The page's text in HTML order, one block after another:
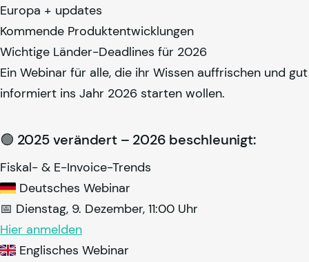
Europa + updates
Kommende Produktentwicklungen
Wichtige Länder-Deadlines für 2026
Ein Webinar für alle, die ihr Wissen auffrischen und gut
informiert ins Jahr 2026 starten wollen.
🟢 2025 verändert – 2026 beschleunigt:
Fiskal- & E-Invoice-Trends
Deutsches Webinar
📅 Dienstag, 9. Dezember, 11:00 Uhr
Hier anmelden
Englisches Webinar